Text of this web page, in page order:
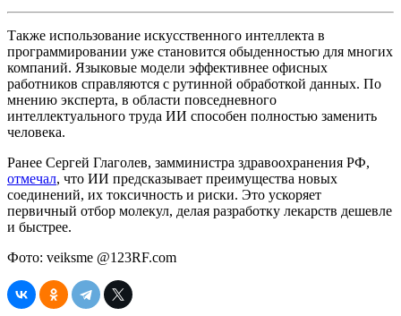
Также использование искусственного интеллекта в
программировании уже становится обыденностью для многих
компаний. Языковые модели эффективнее офисных
работников справляются с рутинной обработкой данных. По
мнению эксперта, в области повседневного
интеллектуального труда ИИ способен полностью заменить
человека.
Ранее Сергей Глаголев, замминистра здравоохранения РФ,
отмечал, что ИИ предсказывает преимущества новых
соединений, их токсичность и риски. Это ускоряет
первичный отбор молекул, делая разработку лекарств дешевле
и быстрее.
Фото: veiksme @123RF.com